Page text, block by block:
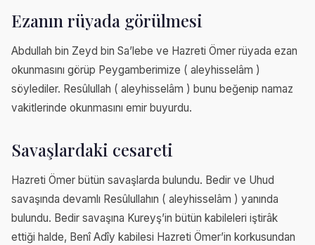
Ezanın rüyada görülmesi
Abdullah bin Zeyd bin Sa’lebe ve Hazreti Ömer rüyada ezan
okunmasını görüp Peygamberimize ( aleyhisselâm )
söylediler. Resûlullah ( aleyhisselâm ) bunu beğenip namaz
vakitlerinde okunmasını emir buyurdu.
Savaşlardaki cesareti
Hazreti Ömer bütün savaşlarda bulundu. Bedir ve Uhud
savaşında devamlı Resûlullahın ( aleyhisselâm ) yanında
bulundu. Bedir savaşına Kureyş’in bütün kabileleri iştirâk
ettiği halde, Benî Adîy kabilesi Hazreti Ömer’in korkusundan